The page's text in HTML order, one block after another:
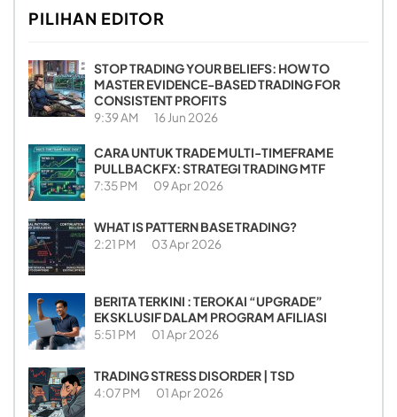
PILIHAN EDITOR
STOP TRADING YOUR BELIEFS: HOW TO
MASTER EVIDENCE-BASED TRADING FOR
CONSISTENT PROFITS
9:39 AM 16 Jun 2026
CARA UNTUK TRADE MULTI-TIMEFRAME
PULLBACKFX: STRATEGI TRADING MTF
7:35 PM 09 Apr 2026
WHAT IS PATTERN BASE TRADING?
2:21 PM 03 Apr 2026
BERITA TERKINI : TEROKAI “UPGRADE”
EKSKLUSIF DALAM PROGRAM AFILIASI
5:51 PM 01 Apr 2026
TRADING STRESS DISORDER | TSD
4:07 PM 01 Apr 2026